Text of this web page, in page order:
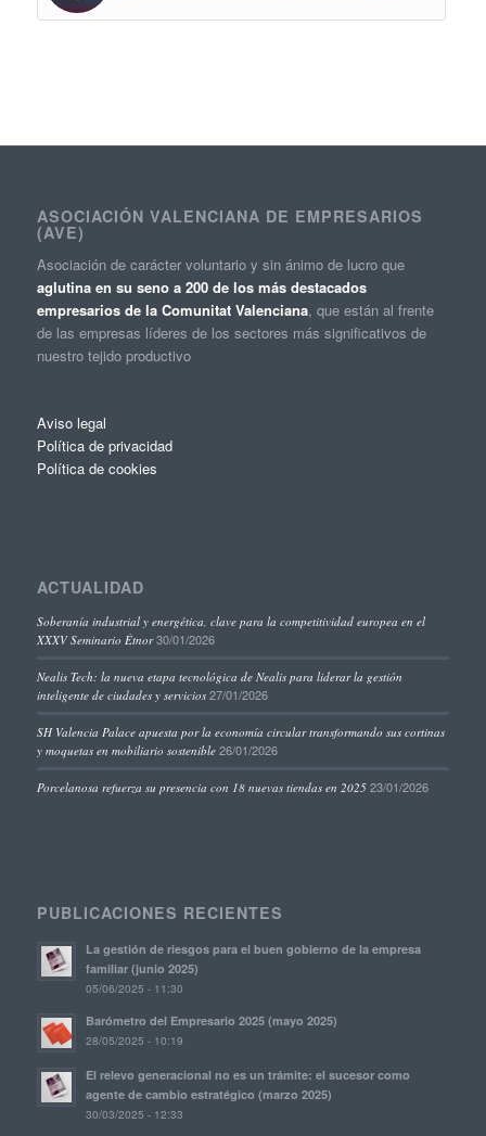
ASOCIACIÓN VALENCIANA DE EMPRESARIOS
(AVE)
Asociación de carácter voluntario y sin ánimo de lucro que
aglutina en su seno a 200 de los más destacados
empresarios de la Comunitat Valenciana, que están al frente
de las empresas líderes de los sectores más significativos de
nuestro tejido productivo
Aviso legal
Política de privacidad
Política de cookies
ACTUALIDAD
Soberanía industrial y energética, clave para la competitividad europea en el
XXXV Seminario Étnor 30/01/2026
Nealis Tech: la nueva etapa tecnológica de Nealis para liderar la gestión
inteligente de ciudades y servicios 27/01/2026
SH Valencia Palace apuesta por la economía circular transformando sus cortinas
y moquetas en mobiliario sostenible 26/01/2026
Porcelanosa refuerza su presencia con 18 nuevas tiendas en 2025 23/01/2026
PUBLICACIONES RECIENTES
La gestión de riesgos para el buen gobierno de la empresa
familiar (junio 2025)
05/06/2025 - 11:30
Barómetro del Empresario 2025 (mayo 2025)
28/05/2025 - 10:19
El relevo generacional no es un trámite: el sucesor como
agente de cambio estratégico (marzo 2025)
30/03/2025 - 12:33